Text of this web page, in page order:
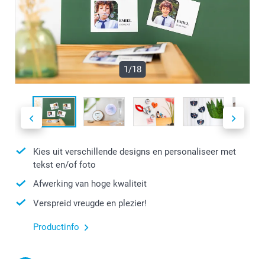
1/18
Kies uit verschillende designs en personaliseer met
tekst en/of foto
Afwerking van hoge kwaliteit
Verspreid vreugde en plezier!
Productinfo